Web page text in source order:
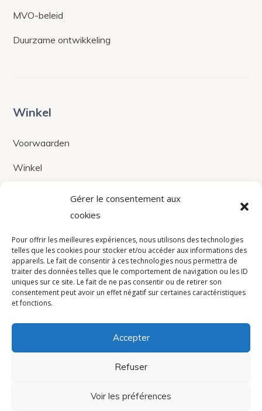
Gérer le consentement aux
cookies
Pour offrir les meilleures expériences, nous utilisons des technologies
telles que les cookies pour stocker et/ou accéder aux informations des
appareils. Le fait de consentir à ces technologies nous permettra de
traiter des données telles que le comportement de navigation ou les ID
uniques sur ce site. Le fait de ne pas consentir ou de retirer son
consentement peut avoir un effet négatif sur certaines caractéristiques
et fonctions.
Accepter
Refuser
Voir les préférences
MVO-beleid
Duurzame ontwikkeling
Winkel
Voorwaarden
Winkel
contact@avistel.fr
Frankrijk
15 Rue Auguste Bartholdi,
78420, Carrières-sur-Seine